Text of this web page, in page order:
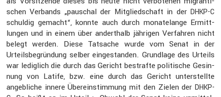
schen Verbands „pauschal der Mitglied­schaft in der DHKP-C
schuldig gemacht“, konnte auch durch monate­lange Ermitt­
lungen und in einem über andert­halb jährigen Verfahren nicht
belegt werden. Diese Tatsache wurde vom Senat in der
Urteils­be­grün­dung selber einge­standen. Grund­lage des Urteils
war ledig­lich die durch das Gericht bestrafte politi­sche Gesin­
nung von Latife, bzw. eine durch das Gericht unter­stellte
angeb­liche innere Überein­stim­mung mit den Zielen der DHKP-